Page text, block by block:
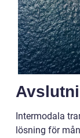
Intermodala
lösning för